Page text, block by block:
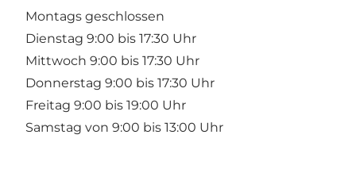
Montags geschlossen
Dienstag 9:00 bis 17:30 Uhr
Mittwoch 9:00 bis 17:30 Uhr
Donnerstag 9:00 bis 17:30 Uhr
Freitag 9:00 bis 19:00 Uhr
Samstag von 9:00 bis 13:00 Uhr